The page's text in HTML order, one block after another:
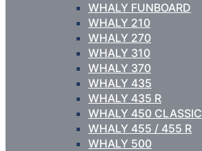
WHALY FUNBOARD
WHALY 210
WHALY 270
WHALY 310
WHALY 370
WHALY 435
WHALY 435 R
WHALY 450 CLASSIC
WHALY 455 / 455 R
WHALY 500